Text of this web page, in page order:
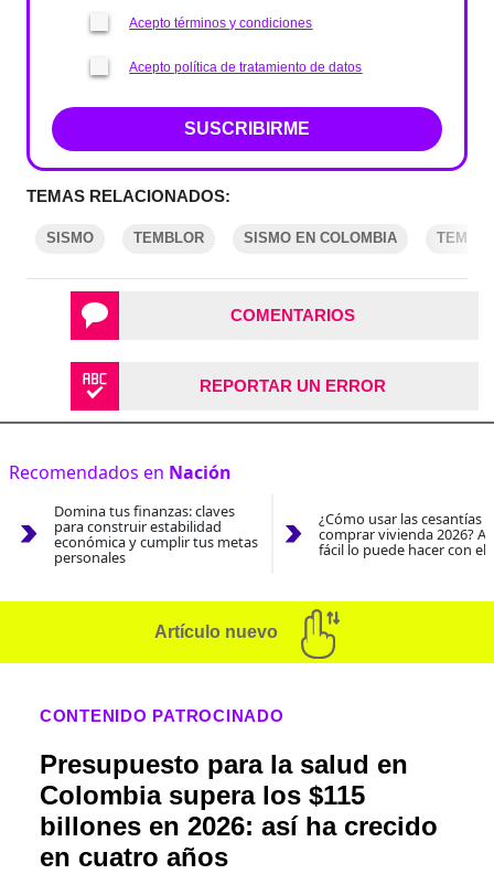
Acepto términos y condiciones
Acepto política de tratamiento de datos
SUSCRIBIRME
TEMAS RELACIONADOS:
SISMO TEMBLOR SISMO EN COLOMBIA
COMENTARIOS
REPORTAR UN ERROR
Recomendados en Nación
Domina tus finanzas: claves
para construir estabilidad
económica y cumplir tus metas
personales
¿Cómo usar las cesantías
comprar vivienda 2026?
fácil lo puede hacer con el
Artículo nuevo
CONTENIDO PATROCINADO
Presupuesto para la salud en
Colombia supera los $115
billones en 2026: así ha crecido
en cuatro años